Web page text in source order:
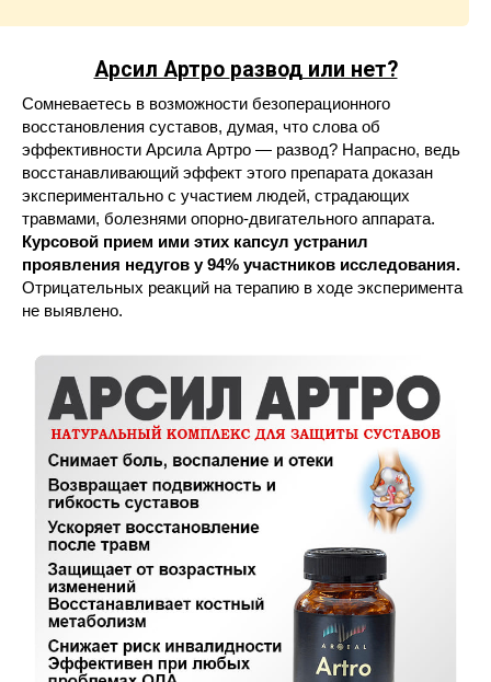
Арсил Артро развод или нет?
Сомневаетесь в возможности безоперационного
восстановления суставов, думая, что слова об
эффективности Арсила Артро — развод? Напрасно, ведь
восстанавливающий эффект этого препарата доказан
экспериментально с участием людей, страдающих
травмами, болезнями опорно-двигательного аппарата.
Курсовой прием ими этих капсул устранил
проявления недугов у 94% участников исследования.
Отрицательных реакций на терапию в ходе эксперимента
не выявлено.